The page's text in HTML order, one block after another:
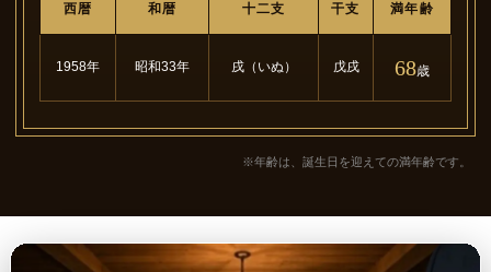
西暦 和暦 十二支 干支 満年齢
1958年 昭和33年 戌（いぬ） 戊戌 68歳
※年齢は、誕生日を迎えての満年齢です。